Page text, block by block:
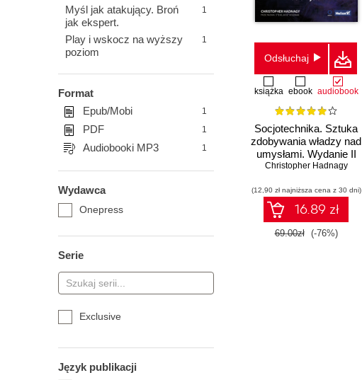
Myśl jak atakujący. Broń
jak ekspert.
1
Play i wskocz na wyższy
poziom
1
Format
Epub/Mobi
1
PDF 1
Audiobooki MP3 1
Wydawca
Onepress
Serie
Exclusive
Język publikacji
Odsłuchaj
książka ebook audiobook
Socjotechnika. Sztuka
zdobywania władzy nad
umysłami. Wydanie II
Christopher Hadnagy
(12,90 zł najniższa cena z 30 dni)
16.89 zł
69.00zł (-76%)